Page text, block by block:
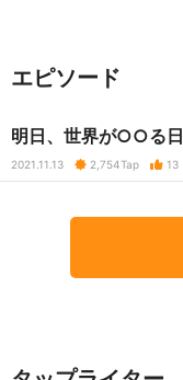
エピソード
明日、世界が○○る日
2021.11.13 2,754Tap 13